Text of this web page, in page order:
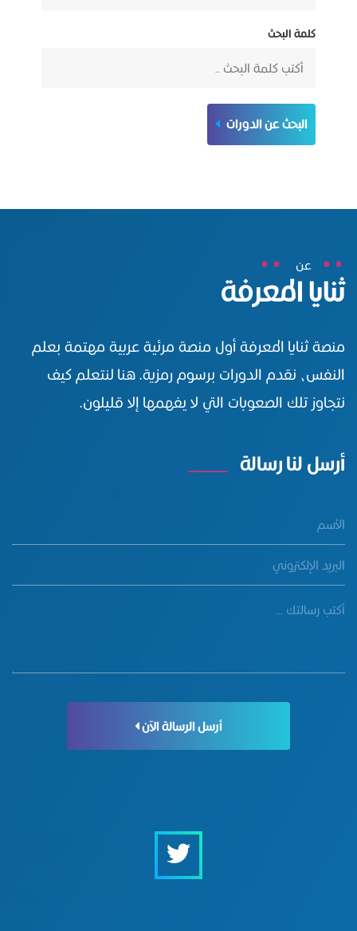
كلمة البحث
البحث عن الدورات
عن
ثنايا المعرفة
منصة ثنايا المعرفة أول منصة مرئية عربية مهتمة بعلم
النفس، نقدم الدورات برسوم رمزية. هنا لنتعلم كيف
نتجاوز تلك الصعوبات التي لا يفهمها إلا قليلون.
أرسل لنا رسالة
أرسل الرسالة الآن